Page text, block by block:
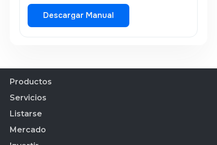
Descargar Manual
Productos
Productos Financieros
CEDEARs
Cauci´ón
Servicios
Todos los servicios
Listarse
Empresas Listadas
Mercado